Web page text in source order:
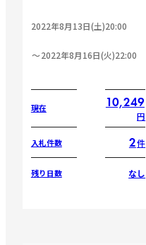
2022年8月13日(土)20:00
2022年8月16日(火)22:00
現在 10,249
円
入札件数 2件
残り日数 なし